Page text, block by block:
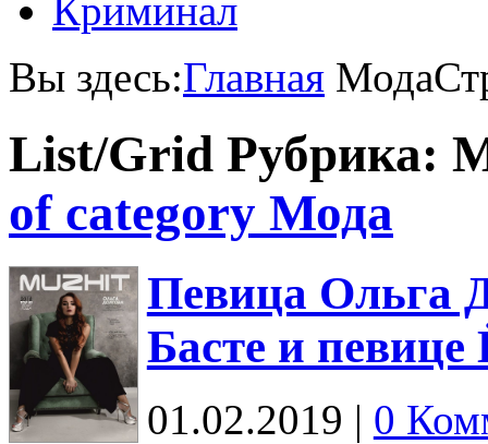
Криминал
Вы здесь:Главная Мода
List/Grid Рубрика:
of category Мода
Певица Ольга
Басте и певице
01.02.2019 | 0